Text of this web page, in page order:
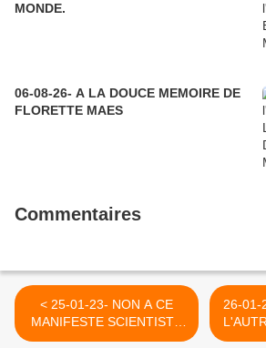
MONDE.
06-08-26- A LA DOUCE MEMOIRE DE
FLORETTE MAES
Commentaires
< 25-01-23- NON A CE
MANIFESTE SCIENTISTE
QUI SE PRETEND A TORT
26-01-